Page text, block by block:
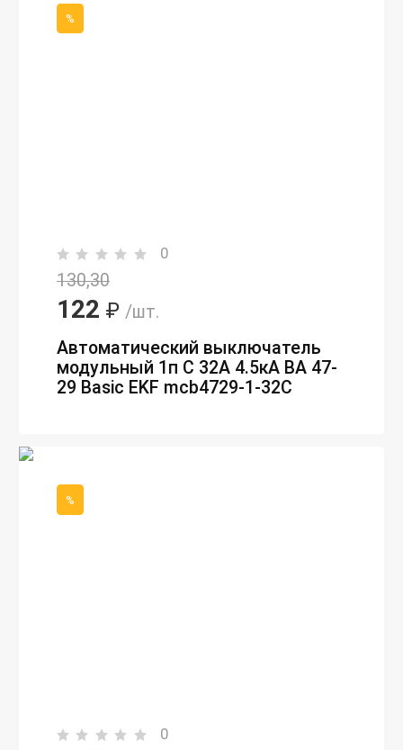
%
0
130,30
122 ₽ /шт.
Автоматический выключатель
модульный 1п C 32А 4.5кА ВА 47-
29 Basic EKF mcb4729-1-32C
%
0